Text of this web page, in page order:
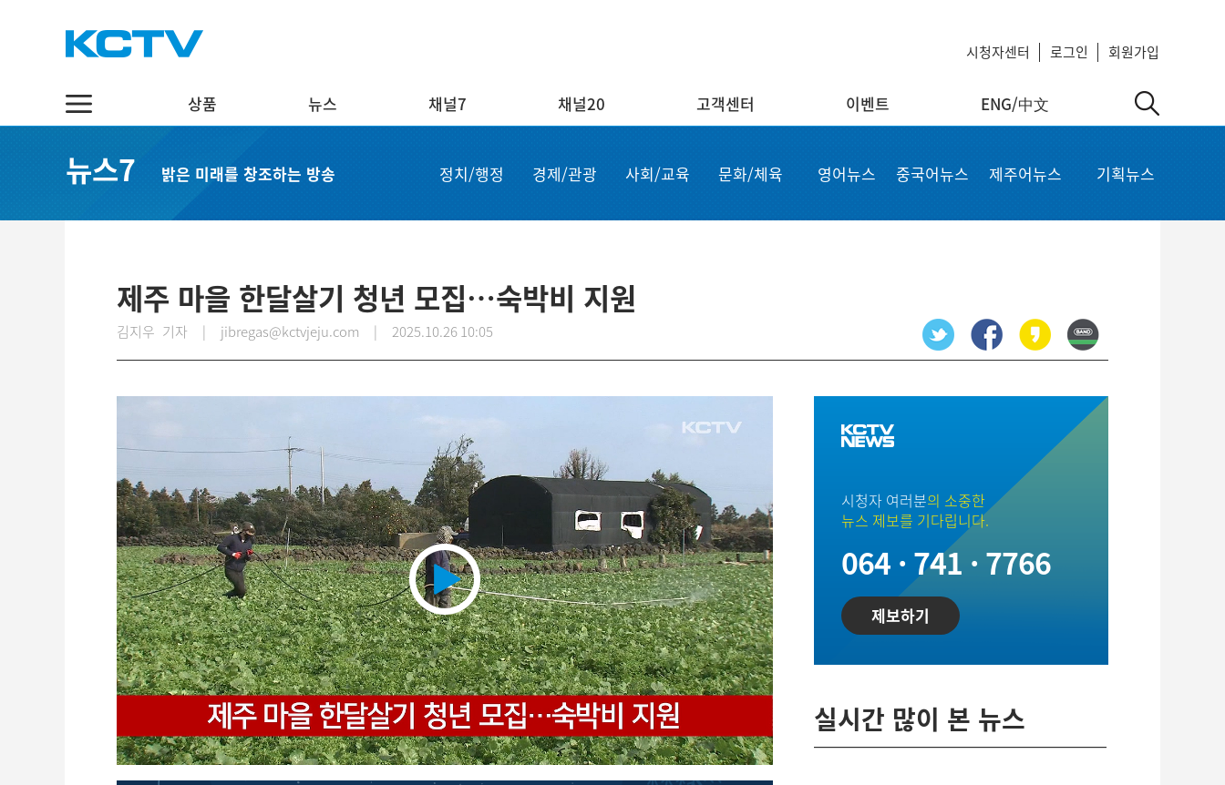
시청자센터 로그인 회원가입
상품 뉴스 채널7 채널20 고객센터 이벤트 ENG/中文
스마트 TV
스마트뷰앱
모바일 결합
케이블 광고
정치·행정
영어뉴스
중국어뉴스
실시간보기
자주하는 질문
Order now
회원정보 수정
공지사항
뉴스7 밝은 미래를 창조하는 방송 정치/행정 경제/관광 사회/교육 문화/체육 영어뉴스 중국어뉴스 제주어뉴스 기획뉴스
제주 마을 한달살기 청년 모집…숙박비 지원
김지우 기자 | jibregas@kctvjeju.com | 2025.10.26 10:05
Play
Video
시청자 여러분의 소중한
뉴스 제보를 기다립니다.
064 · 741 · 7766
제보하기
실시간 많이 본 뉴스